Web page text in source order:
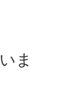
ま